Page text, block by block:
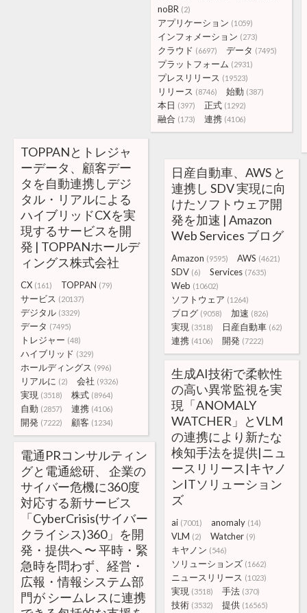
noBR (2)
アプリケーション (1059)
インフォメーション (273)
クラウド (6697) データ (7495)
プラットフォーム (2931)
プレスリリース (19523)
リリース (8746) 始動 (387)
本日 (397) 正式 (1292)
融合 (173) 連携 (4106)
TOPPANとトレジャ
ーデータ、顧客デー
タを自動連携しデジ
タル・リアルによる
ハイブリッドCXを実
現するサービスを開
発 | TOPPANホールデ
ィングス株式会社
CX (161) TOPPAN (79)
サービス (20137)
デジタル (3329)
データ (7495)
トレジャー (48)
ハイブリッド (329)
ホールディングス (996)
リアルに (2) 会社 (9326)
実現 (3518) 株式 (8964)
自動 (2857) 連携 (4106)
開発 (7222) 顧客 (1234)
日産自動車、AWS と
連携し SDV 実現に向
けたソフトウェア開
発を加速 | Amazon
Web Services ブログ
Amazon (9595) AWS (4621)
SDV (6) Services (7635)
Web (10602)
ソフトウェア (1264)
ブログ (9058) 加速 (826)
実現 (3518) 日産自動車 (62)
連携 (4106) 開発 (7222)
生成AI技術で柔軟性
の高い異常監視を実
現「ANOMALY
WATCHER」とVLM
の連携により新たな
検知手法を提供|ニュ
ースリリース|キヤノ
ンITソリューション
ズ
ai (7001) anomaly (14)
VLM (2) Watcher (9)
キヤノン (546)
ソリューションズ (1662)
ニュースリリース (1023)
実現 (3518) 手法 (370)
技術 (3532) 提供 (16565)
電通PRコンサルティン
グと電通総研、 企業の
サイバー危機に360度
対応する新サービス
「CyberCrisis(サイバー
クライシス)360」を開
発・提供へ 〜 平時・緊
急時を問わず、経営・
広報・情報システム部
門が シームレスに連携